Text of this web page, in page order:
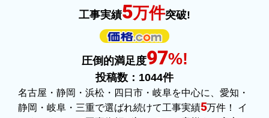
商品の梱包は必要十分なものでしたか？
またこのショップを利用したいですか？
【注文商品】ヒーター・ストーブ 【注文時
工事実績5万件突破!
圧倒的満足度97%!
投稿数： 1044件
名古屋・静岡・浜松・四日市・岐阜を中心に、愛知・
静岡・岐阜・三重で選ばれ続けて工事実績5万件！ イ